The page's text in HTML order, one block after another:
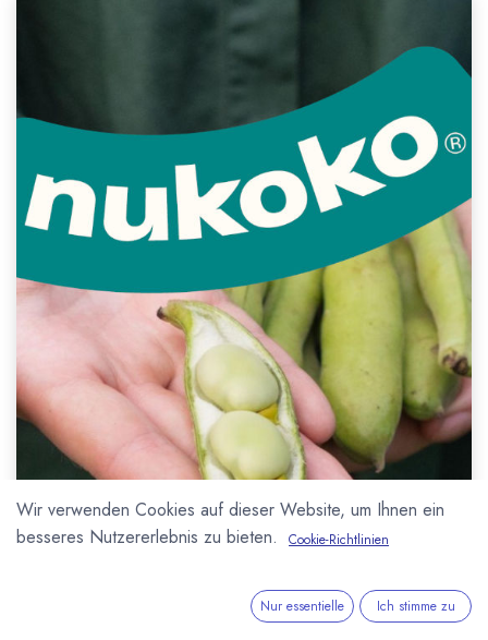
Wir verwenden Cookies auf dieser Website, um Ihnen ein
besseres Nutzererlebnis zu bieten.
Cookie-Richtlinien
Nur essentielle Ich stimme zu